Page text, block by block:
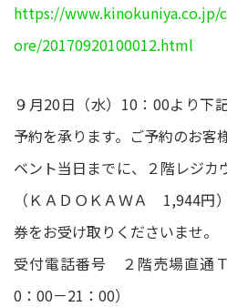
https://www.kinokuniya.co.jp/
ore/20170920100012.html
９月20日（水）10：00より下
予約を承ります。ご予約のお客
ベント当日までに、２階レジカ
（ＫＡＤＯＫＡＷＡ 1,944円
券をお受け取りくださいませ。
受付電話番号 ２階売場直通
0：00－21：00）